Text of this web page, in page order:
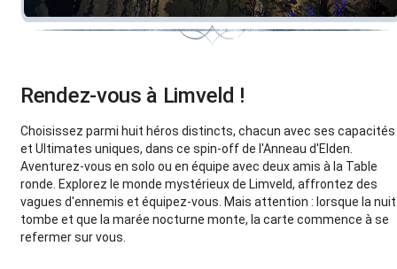
Rendez-vous à Limveld !
Choisissez parmi huit héros distincts, chacun avec ses capacités
et Ultimates uniques, dans ce spin-off de l'Anneau d'Elden.
Aventurez-vous en solo ou en équipe avec deux amis à la Table
ronde. Explorez le monde mystérieux de Limveld, affrontez des
vagues d'ennemis et équipez-vous. Mais attention : lorsque la nuit
tombe et que la marée nocturne monte, la carte commence à se
refermer sur vous.